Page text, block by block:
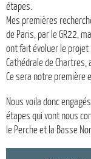
étapes.
Mes premières
de Paris, par le GR22,
ont fait évoluer le projet
Cathédrale de
Ce sera notre première
Nous voila donc
étapes qui vont nous
le Perche et la Basse